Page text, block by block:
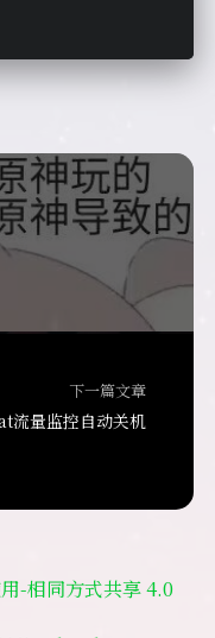
下一篇文章
流量监控自动关机
-相同方式共享 4.0